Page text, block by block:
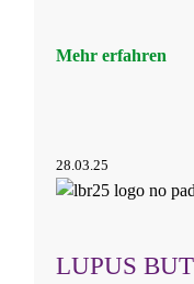
Mehr erfahren
28.03.25
LUPUS